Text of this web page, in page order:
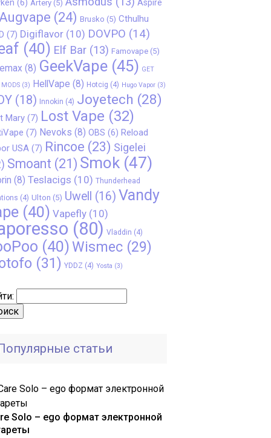
(6) Artery (5)
Aspire
(24) Brusko (5) Cthulhu
(7) Digiflavor (10) DOVPO (14)
(40) Elf Bar (13) Famovape (5)
(8) GeekVape (45) GET
MODS (3) HellVape (8) Hotcig (4) Hugo Vapor (3)
(18) Innokin (4) Joyetech (28)
Mary (7) Lost Vape (32)
(7) Nevoks (8) OBS (6) Reload
USA (7) Rincoe (23) Sigelei
Smoant (21) Smok (47)
(8) Teslacigs (10) Thunderhead
(4) Ulton (5) Uwell (16) Vandy
(40) Vapefly (10)
(80) Vladdin (4)
(40) Wismec (29)
(31) YDDZ (4) Yosta (3)
статьи
Solo – ego формат электронной